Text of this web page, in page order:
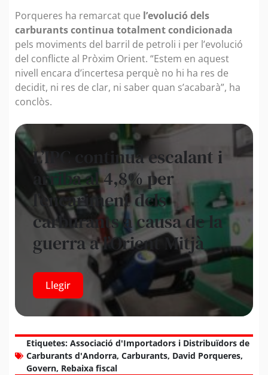
Porqueres ha remarcat que l’evolució dels
carburants continua totalment condicionada
pels moviments del barril de petroli i per l’evolució
del conflicte al Pròxim Orient. “Estem en aquest
nivell encara d’incertesa perquè no hi ha res de
decidit, ni res de clar, ni saber quan s’acabarà”, ha
conclòs.
L’IPC continua escalant i
arriba al 4,8% per
l’encariment dels
carburants a causa de la
guerra a l’Orient Mitjà
Llegir
Etiquetes: Associació d'Importadors i Distribuïdors de
Carburants d'Andorra, Carburants, David Porqueres,
Govern, Rebaixa fiscal